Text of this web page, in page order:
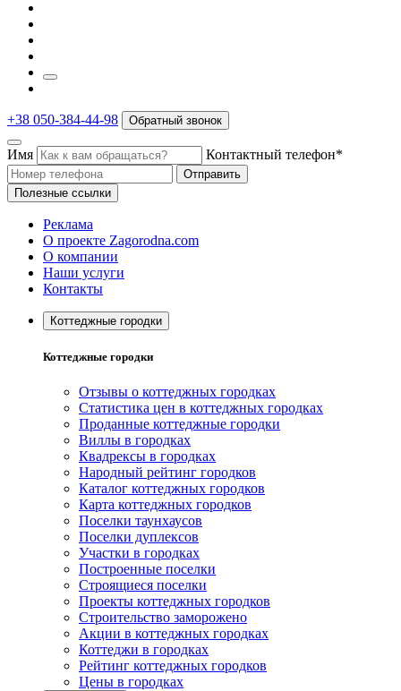
+38 050-384-44-98 Обратный звонок
Имя Контактный телефон*
Отправить
Полезные ссылки
Реклама
О проекте Zagorodna.com
О компании
Наши услуги
Контакты
Коттеджные городки
Коттеджные городки
Отзывы о коттеджных городках
Статистика цен в коттеджных городках
Проданные коттеджные городки
Виллы в городках
Квадрексы в городках
Народный рейтинг городков
Каталог коттеджных городков
Карта коттеджных городков
Поселки таунхаусов
Поселки дуплексов
Участки в городках
Построенные поселки
Строящиеся поселки
Проекты коттеджных городков
Строительство заморожено
Акции в коттеджных городках
Коттеджи в городках
Рейтинг коттеджных городков
Цены в городках